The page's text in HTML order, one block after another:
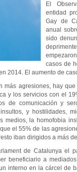
El
entidad
Gay de
anual
sido
casos de
2014. El aumento de
agresiones, hay
y los servicios con el
de comunicación y
y hostilidades,
medios, la homofobia
el 55% de las
iban dirigidos a más
de Catalunya el
beneficiario a
interno en la cárcel de